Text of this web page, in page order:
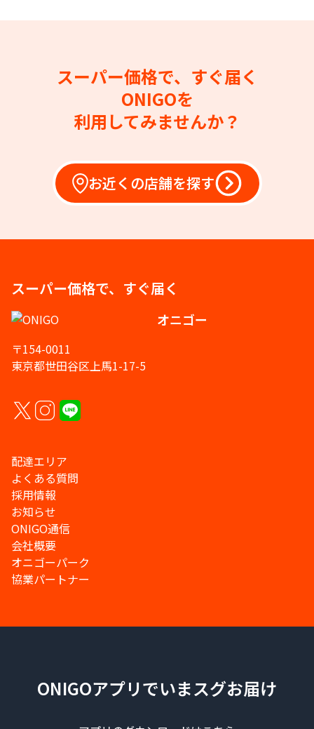
スーパー価格で、すぐ届く
ONIGOを
利用してみませんか？
お近くの店舗を探す
スーパー価格で、すぐ届く
オニゴー
〒154-0011
東京都世田谷区上馬1-17-5
配達エリア
よくある質問
採用情報
お知らせ
ONIGO通信
会社概要
オニゴーパーク
協業パートナー
ONIGOアプリでいまスグお届け